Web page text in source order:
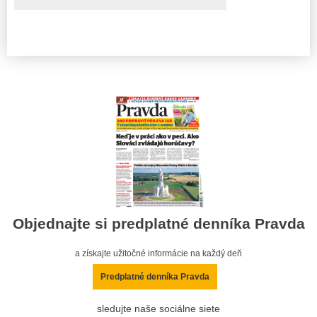
Objednajte si predplatné denníka Pravda
a získajte užitočné informácie na každý deň
Predplatné denníka Pravda
sledujte naše sociálne siete